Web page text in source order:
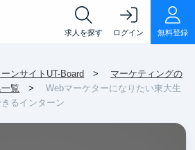
求人を探す ログイン 無料登録
ンサイトUT-Board
マーケティングの
覧
Webマーケターになりたい東大生
るインターン